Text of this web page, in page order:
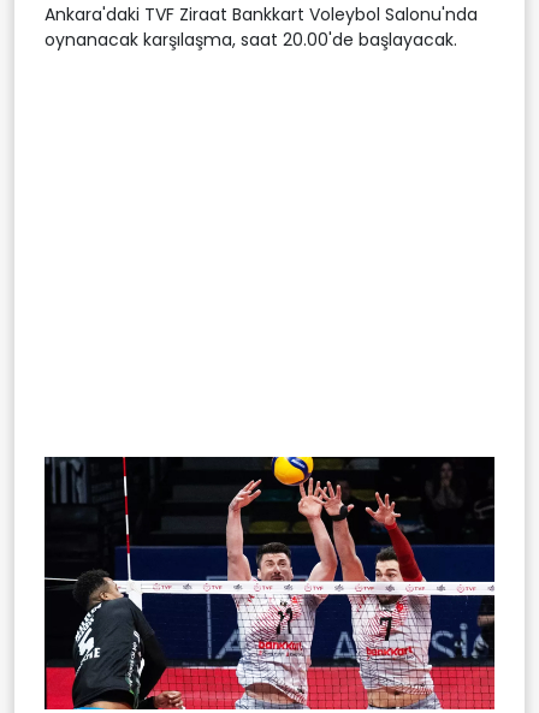
Ankara'daki TVF Ziraat Bankkart Voleybol Salonu'nda
oynanacak karşılaşma, saat 20.00'de başlayacak.